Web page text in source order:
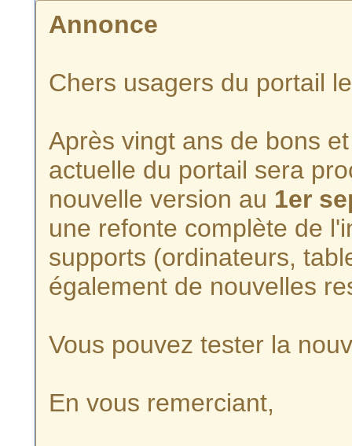
Annonce
Chers usagers du portail
Après vingt ans de bons
actuelle du portail sera
nouvelle version au 1er
une refonte complète de
supports (ordinateurs,
également de nouvelles
Vous pouvez tester la
En vous remerciant,